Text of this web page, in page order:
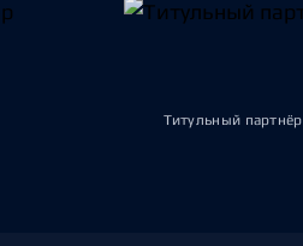
Титульный партнёр